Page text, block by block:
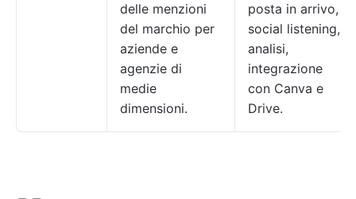
delle menzioni
del marchio per
aziende e
agenzie di
medie
dimensioni.
posta in arrivo,
social listening,
analisi,
integrazione
con Canva e
Drive.